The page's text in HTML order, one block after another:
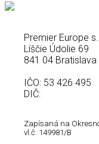
Premier Europe
Líščie Údolie 69
841 04 Bratislava
IČO: 53 426 495
DIČ:
Zapísaná na
vl.č. 149981/B